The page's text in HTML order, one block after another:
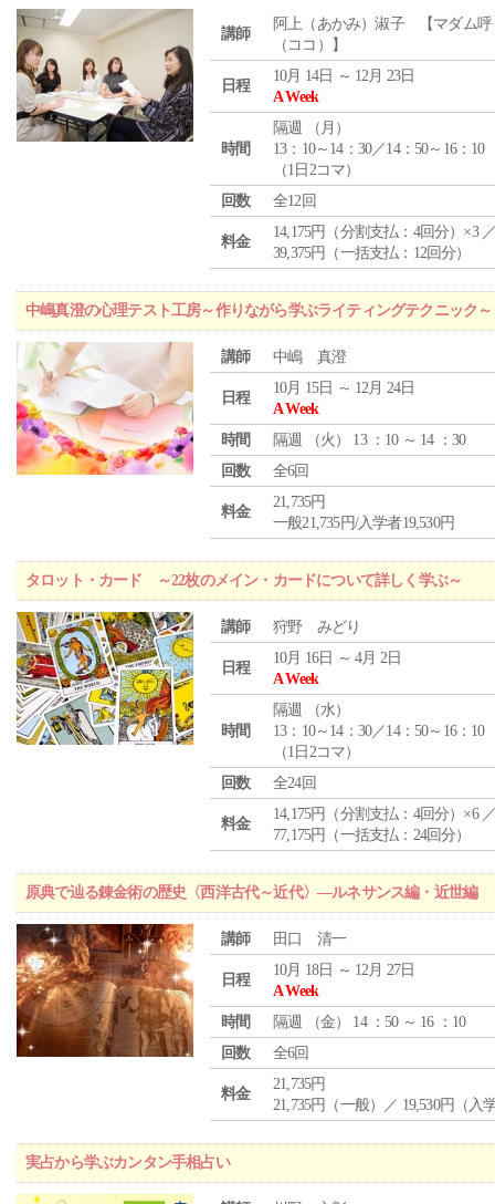
講師
阿上（あかみ）淑子 【マダム呼
（ココ）】
日程
10月 14日 ～ 12月 23日
A Week
時間
隔週 （ 月 ）
13：10～14：30／14：50～16：10
（1日2コマ）
回数
全12回
料金
14,175円（分割支払：4回分）×3
39,375円（一括支払：12回分）
中嶋真澄の心理テスト工房～作りながら学ぶライティングテクニック～
講師 中嶋 真澄
日程
10月 15日 ～ 12月 24日
A Week
時間
隔週 （火 ） 13 ：10 ～ 14 ：30
回数
全6回
料金
21,735円
一般21,735円/入学者19,530円
タロット・カード ～22枚のメイン・カードについて詳しく学ぶ～
講師 狩野 みどり
日程
10月 16日 ～ 4月 2日
A Week
時間
隔週 （水）
13：10～14：30／14：50～16：10
（1日2コマ）
回数
全24回
料金
14,175円（分割支払：4回分）×6
77,175円（一括支払：24回分）
原典で辿る錬金術の歴史〈西洋古代～近代〉―ルネサンス編・近世編
講師 田口 清一
日程
10月 18日 ～ 12月 27日
A Week
時間
隔週 （金） 14 ：50 ～ 16 ：10
回数
全6回
料金
21,735円
21,735円（一般）／ 19,530円（入
実占から学ぶカンタン手相占い